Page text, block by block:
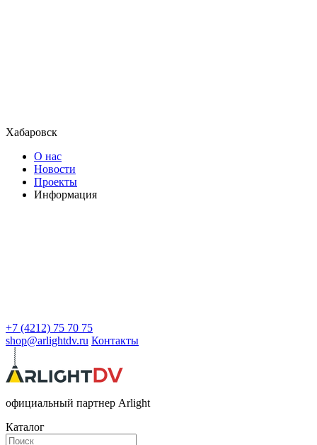
Хабаровск
О нас
Новости
Проекты
Информация
+7 (4212) 75 70 75
shop@arlightdv.ru Контакты
официальный партнер Arlight
Каталог